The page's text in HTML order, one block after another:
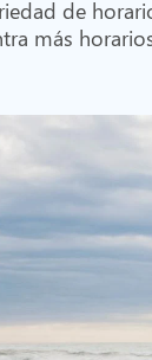
de
más